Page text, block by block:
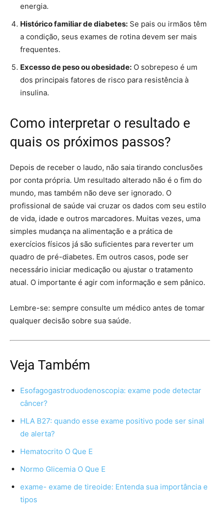
energia.
Histórico familiar de diabetes: Se pais ou irmãos têm
a condição, seus exames de rotina devem ser mais
frequentes.
Excesso de peso ou obesidade: O sobrepeso é um
dos principais fatores de risco para resistência à
insulina.
Como interpretar o resultado e
quais os próximos passos?
Depois de receber o laudo, não saia tirando conclusões
por conta própria. Um resultado alterado não é o fim do
mundo, mas também não deve ser ignorado. O
profissional de saúde vai cruzar os dados com seu estilo
de vida, idade e outros marcadores. Muitas vezes, uma
simples mudança na alimentação e a prática de
exercícios físicos já são suficientes para reverter um
quadro de pré-diabetes. Em outros casos, pode ser
necessário iniciar medicação ou ajustar o tratamento
atual. O importante é agir com informação e sem pânico.
Lembre-se: sempre consulte um médico antes de tomar
qualquer decisão sobre sua saúde.
Veja Também
Esofagogastroduodenoscopia: exame pode detectar
câncer?
HLA B27: quando esse exame positivo pode ser sinal
de alerta?
Hematocrito O Que E
Normo Glicemia O Que E
exame- exame de tireoide: Entenda sua importância e
tipos